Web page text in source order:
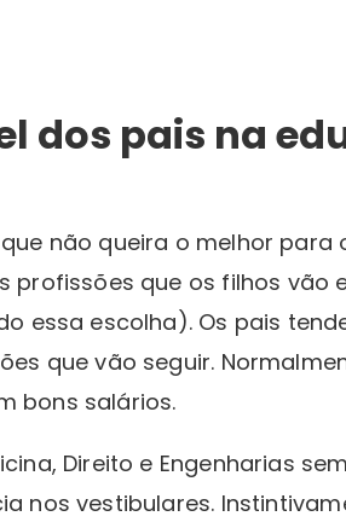
dos pais na
não queira o melhor para
profissões que os filhos vão
essa escolha). Os pais
que vão seguir.
bons salários.
Direito e Engenharias
nos vestibulares.